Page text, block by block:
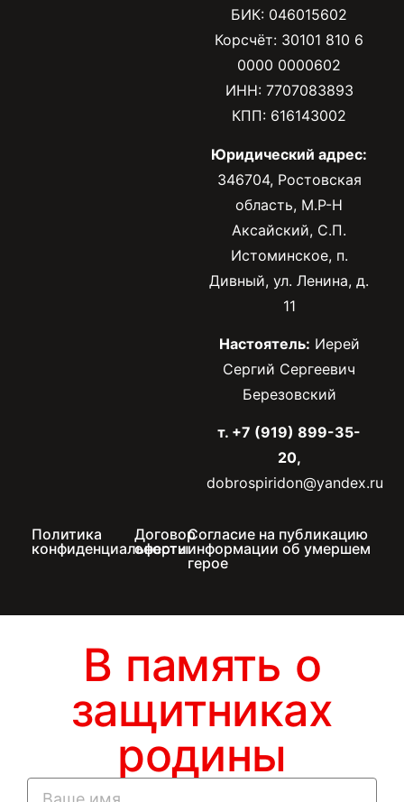
БИК: 046015602
Корсчёт: 30101 810 6
0000 0000602
ИНН: 7707083893
КПП: 616143002
Юридический адрес:
346704, Ростовская
область, М.Р-Н
Аксайский, С.П.
Истоминское, п.
Дивный, ул. Ленина, д.
11
Настоятель: Иерей
Сергий Сергеевич
Березовский
т. +7 (919) 899-35-
20,
dobrospiridon@yandex.ru
Политика
конфиденциальности
Договор
оферты
Согласие на публикацию
информации об умершем
герое
В память о
защитниках
родины